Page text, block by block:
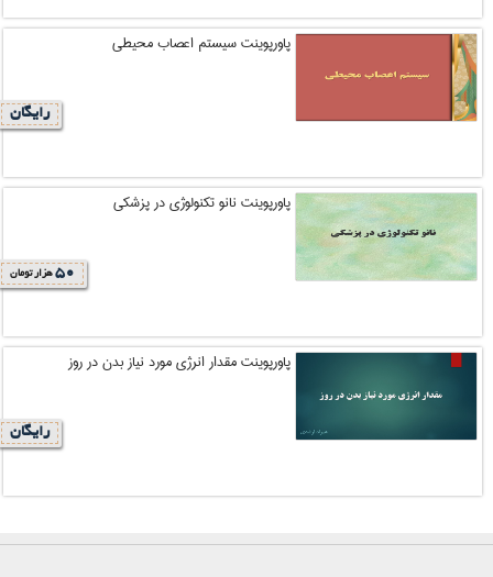
پاورپوینت سیستم اعصاب محیطی
رایگان
پاورپوینت نانو تکنولوژی در پزشکی
50 هزار تومان
پاورپوینت مقدار انرژی مورد نیاز بدن در روز
رایگان